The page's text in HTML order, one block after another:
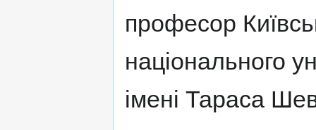
професор
національного
імені Тараса